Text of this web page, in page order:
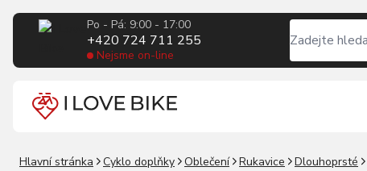
Po - Pá: 9:00 - 17:00
+420 724 711 255
Nejsme on-line
Hlavní stránka Cyklo doplňky Oblečení Rukavice Dlouhoprsté